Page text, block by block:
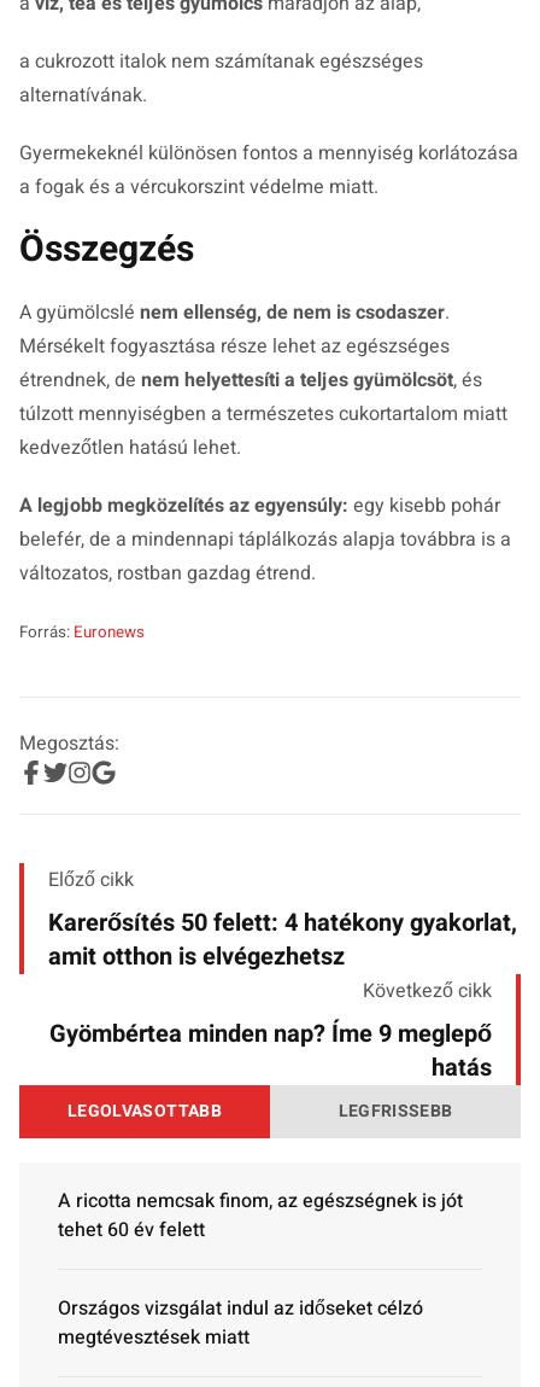
a cukrozott italok nem számítanak egészséges
alternatívának.
Gyermekeknél különösen fontos a mennyiség korlátozása
a fogak és a vércukorszint védelme miatt.
Összegzés
A gyümölcslé nem ellenség, de nem is csodaszer.
Mérsékelt fogyasztása része lehet az egészséges
étrendnek, de nem helyettesíti a teljes gyümölcsöt, és
túlzott mennyiségben a természetes cukortartalom miatt
kedvezőtlen hatású lehet.
A legjobb megközelítés az egyensúly: egy kisebb pohár
belefér, de a mindennapi táplálkozás alapja továbbra is a
változatos, rostban gazdag étrend.
Forrás: Euronews
Megosztás:
Előző cikk
Karerősítés 50 felett: 4 hatékony gyakorlat,
amit otthon is elvégezhetsz
Következő cikk
Gyömbértea minden nap? Íme 9 meglepő
hatás
LEGOLVASOTTABB LEGFRISSEBB
A ricotta nemcsak finom, az egészségnek is jót
tehet 60 év felett
Országos vizsgálat indul az időseket célzó
megtévesztések miatt